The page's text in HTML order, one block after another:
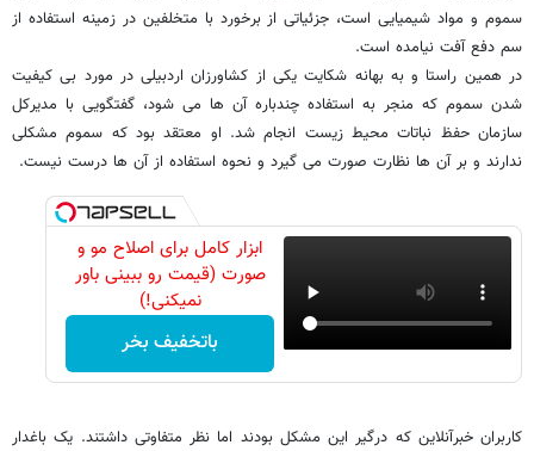
سموم و مواد شیمیایی است، جزئیاتی از برخورد با متخلفین در زمینه استفاده از
سم دفع آفت نیامده است.
در همین راستا و به بهانه شکایت یکی از کشاورزان اردبیلی در مورد بی کیفیت
شدن سموم که منجر به استفاده چندباره آن ها می شود، گفتگویی با مدیرکل
سازمان حفظ نباتات محیط زیست انجام شد. او معتقد بود که سموم مشکلی
ندارند و بر آن ها نظارت صورت می گیرد و نحوه استفاده از آن ها درست نیست.
ابزار کامل برای اصلاح مو و
صورت (قیمت رو ببینی باور
نمیکنی!)
باتخفیف بخر
کاربران خبرآنلاین که درگیر این مشکل بودند اما نظر متفاوتی داشتند. یک باغدار